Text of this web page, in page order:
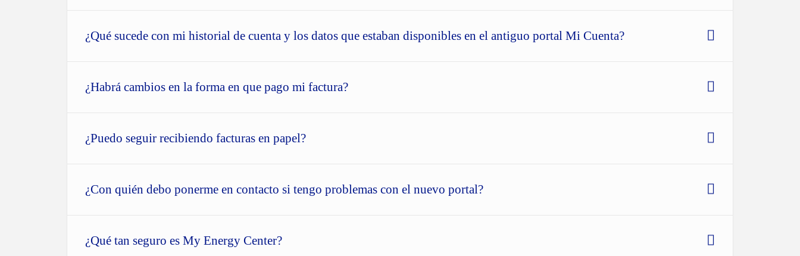
¿Qué sucede con mi historial de cuenta y los datos que estaban disponibles en el antiguo portal Mi Cuenta?
¿Habrá cambios en la forma en que pago mi factura?
¿Puedo seguir recibiendo facturas en papel?
¿Con quién debo ponerme en contacto si tengo problemas con el nuevo portal?
¿Qué tan seguro es My Energy Center?